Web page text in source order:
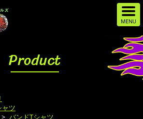
Product
ャツ
> バンドTシャツ